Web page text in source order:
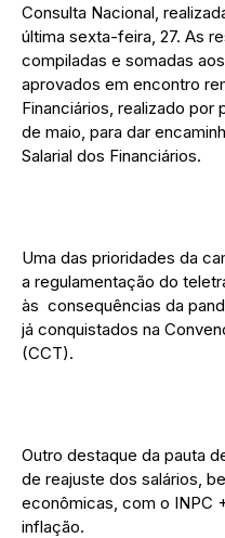
Consulta Nacional,
última sexta-feira, 27. As
compiladas e somadas
aprovados em encontro
Financiários, realizado por
de maio, para dar
Salarial dos Financiários.
Uma das prioridades da
a regulamentação do
às consequências da
já conquistados na
(CCT).
Outro destaque da pauta
de reajuste dos salários,
econômicas, com o INPC
inflação.